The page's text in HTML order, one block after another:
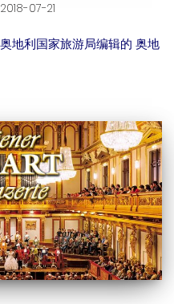
2018-07-21
地利国家旅游局编辑的 奥地